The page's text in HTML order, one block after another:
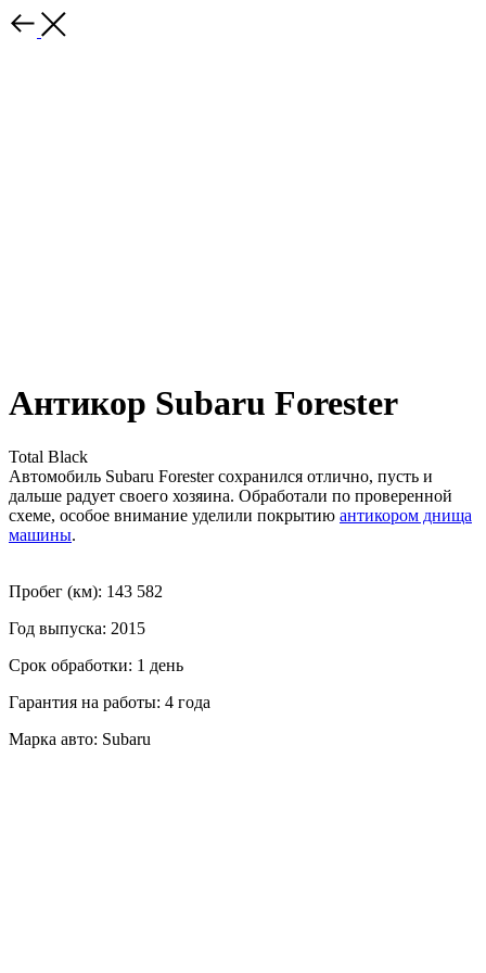
Антикор Subaru Forester
Total Black
Автомобиль Subaru Forester сохранился отлично, пусть и
дальше радует своего хозяина. Обработали по проверенной
схеме, особое внимание уделили покрытию антикором днища
машины.
Пробег (км): 143 582
Год выпуска: 2015
Срок обработки: 1 день
Гарантия на работы: 4 года
Марка авто: Subaru